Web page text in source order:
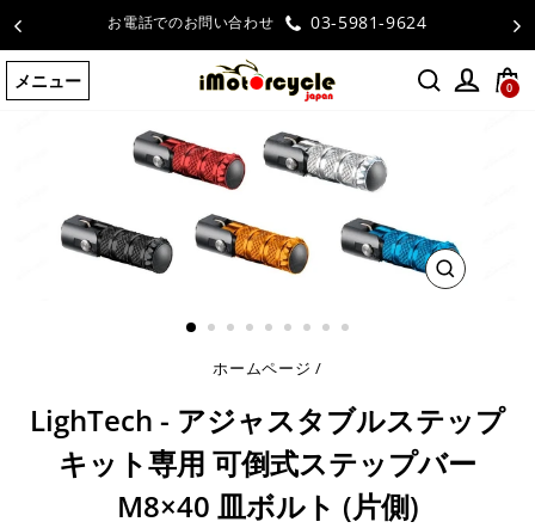
テ
ン
お電話でのお問い合わせ 03-5981-9624
メニュー 0
閉
ホームページ /
LighTech - アジャスタブルステップ
キット専用 可倒式ステップバー
M8×40 皿ボルト (片側)